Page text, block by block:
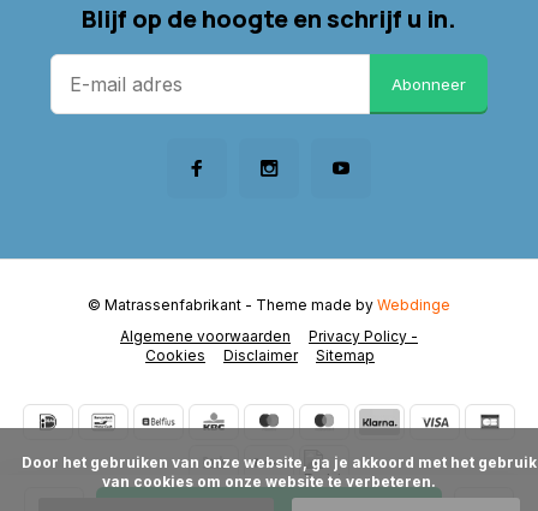
Blijf op de hoogte en schrijf u in.
Abonneer
Algemene voorwaarden
Privacy Policy -
Cookies
Disclaimer Sitemap
© Matrassenfabrikant - Theme made by Webdinge
van cookies om onze website te verbeteren.